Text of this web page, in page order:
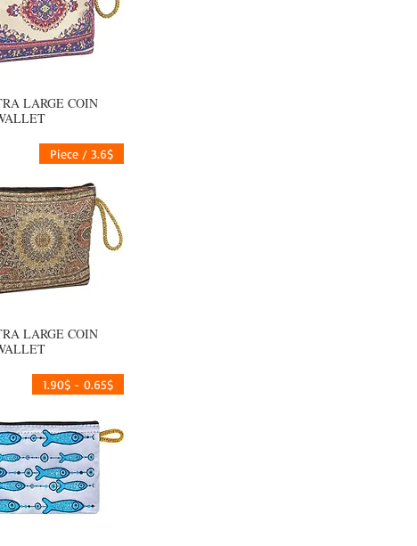
العرض السريع
LARGE COIN
العرض السريع
3.6$ / Piece
LARGE COIN
0.65$ - 1.90$